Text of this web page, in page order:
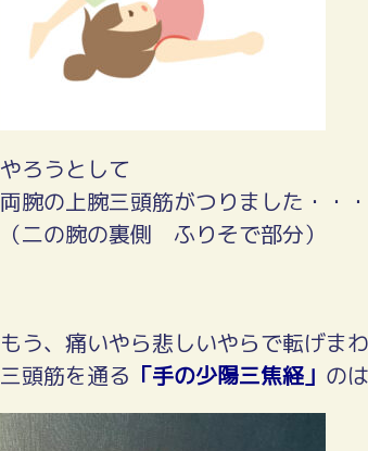
やろうとして
両腕の上腕三頭筋がつりました・・・
（二の腕の裏側 ふりそで部分）
もう、痛いやら悲しいやらで転げま
三頭筋を通る 「手の少陽三焦経」 の